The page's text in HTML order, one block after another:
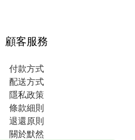
顧客服務
付款方式
配送方式
隱私政策
條款細則
退還原則
關於默然